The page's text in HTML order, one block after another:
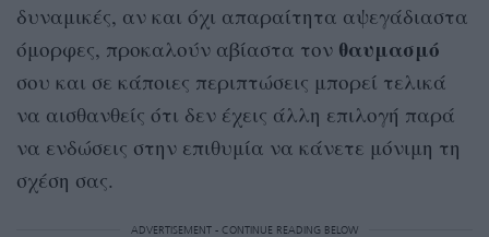
δυναμικές, αν και όχι απαραίτητα αψεγάδιαστα
όμορφες, προκαλούν αβίαστα τον θαυμασμό
σου και σε κάποιες περιπτώσεις μπορεί τελικά
να αισθανθείς ότι δεν έχεις άλλη επιλογή παρά
να ενδώσεις στην επιθυμία να κάνετε μόνιμη τη
σχέση σας.
ADVERTISEMENT - CONTINUE READING BELOW